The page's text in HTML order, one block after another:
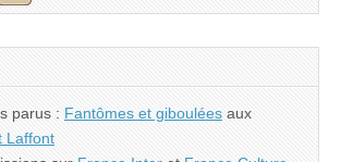
parus : Fantômes et giboulées aux
Laffont